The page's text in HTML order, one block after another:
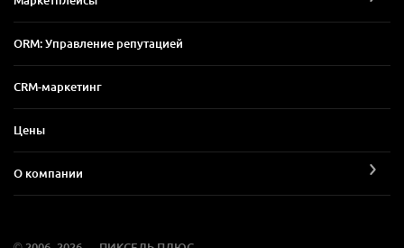
ORM: Управление репутацией
CRM-маркетинг
Цены
О компании